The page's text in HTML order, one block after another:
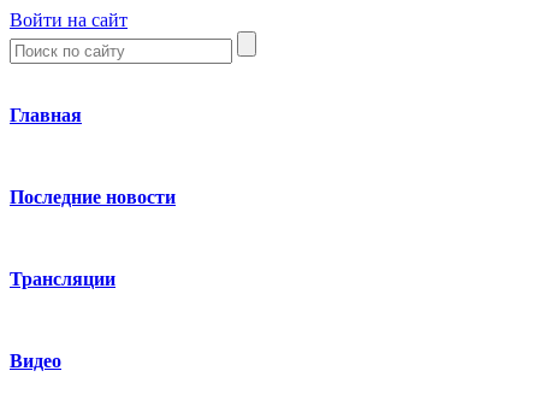
Войти на сайт
Главная
Последние новости
Трансляции
Видео